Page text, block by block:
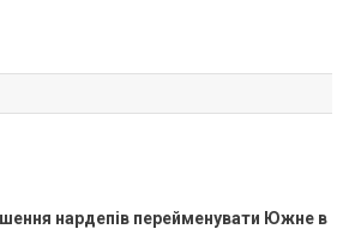
нардепів перейменувати Южне в